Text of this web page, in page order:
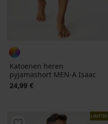
Katoenen heren
pyjamashort MEN-A Isaac
24,99 €
LIMITED